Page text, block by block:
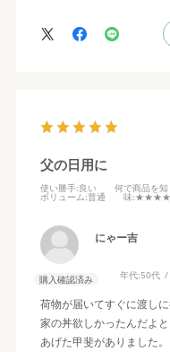
父の日用に
使い勝手:良い 何で商品を
ボリューム:普通 味
にゃー吉
購入確認済み 年代:50代
荷物が届いてすぐに渡し
家の丼欲しかったんだよ
あげた甲斐がありました。